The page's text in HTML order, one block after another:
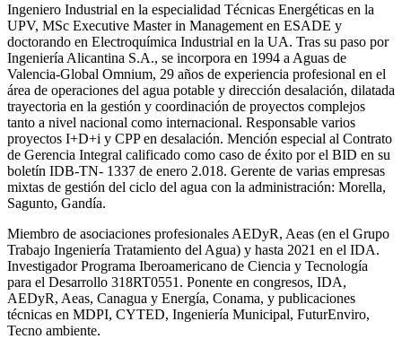
Ingeniero Industrial en la especialidad Técnicas Energéticas en la
UPV, MSc Executive Master in Management en ESADE y
doctorando en Electroquímica Industrial en la UA. Tras su paso por
Ingeniería Alicantina S.A., se incorpora en 1994 a Aguas de
Valencia-Global Omnium, 29 años de experiencia profesional en el
área de operaciones del agua potable y dirección desalación, dilatada
trayectoria en la gestión y coordinación de proyectos complejos
tanto a nivel nacional como internacional. Responsable varios
proyectos I+D+i y CPP en desalación. Mención especial al Contrato
de Gerencia Integral calificado como caso de éxito por el BID en su
boletín IDB-TN- 1337 de enero 2.018. Gerente de varias empresas
mixtas de gestión del ciclo del agua con la administración: Morella,
Sagunto, Gandía.
Miembro de asociaciones profesionales AEDyR, Aeas (en el Grupo
Trabajo Ingeniería Tratamiento del Agua) y hasta 2021 en el IDA.
Investigador Programa Iberoamericano de Ciencia y Tecnología
para el Desarrollo 318RT0551. Ponente en congresos, IDA,
AEDyR, Aeas, Canagua y Energía, Conama, y publicaciones
técnicas en MDPI, CYTED, Ingeniería Municipal, FuturEnviro,
Tecno ambiente.